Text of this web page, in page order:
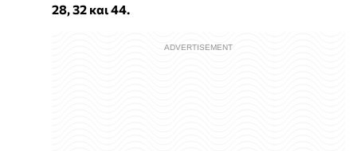
28, 32 και 44.